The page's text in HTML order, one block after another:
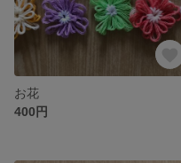
お花
400円